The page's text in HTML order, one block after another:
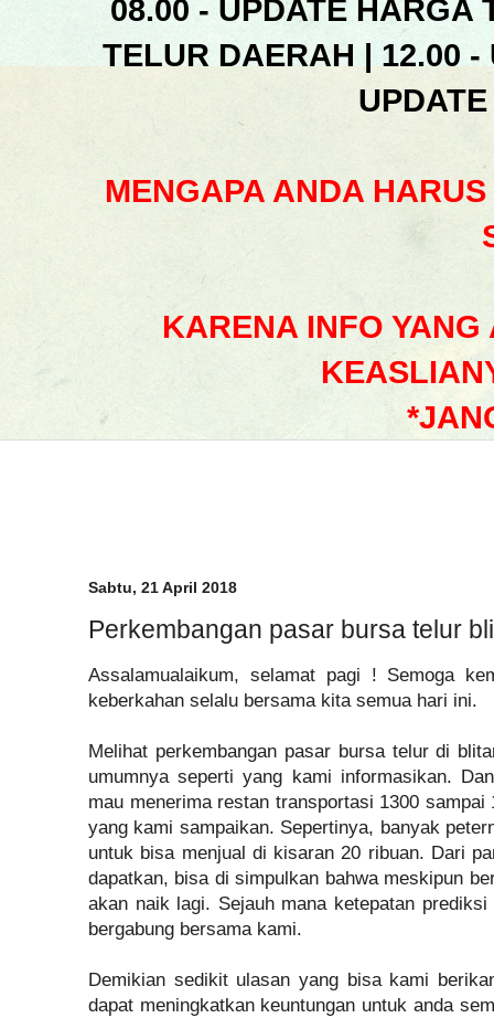
08.00 - UPDATE HARGA
TELUR DAERAH | 12.00
MENGAPA ANDA
KARENA INFO
Sabtu, 21 April 2018
Perkembangan pasar bursa telur
Assalamualaikum, selamat pagi ! Semoga
keberkahan selalu bersama kita semua hari ini.
Melihat perkembangan pasar bursa telur di
umumnya seperti yang kami informasikan.
mau menerima restan transportasi 1300
yang kami sampaikan. Sepertinya, banyak
untuk bisa menjual di kisaran 20 ribuan. Dari
dapatkan, bisa di simpulkan bahwa meskipun
akan naik lagi. Sejauh mana ketepatan
bergabung bersama kami.
Demikian sedikit ulasan yang bisa kami
dapat meningkatkan keuntungan untuk anda